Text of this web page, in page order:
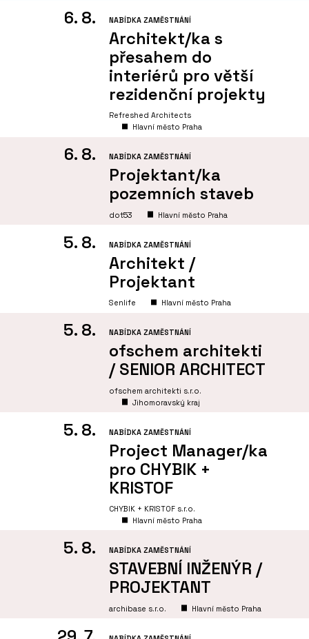
6. 8. NABÍDKA ZAMĚSTNÁNÍ
Architekt/ka s
přesahem do
interiérů pro větší
rezidenční projekty
Refreshed Architects
Hlavní město Praha
6. 8. NABÍDKA ZAMĚSTNÁNÍ
Projektant/ka
pozemních staveb
dot53 Hlavní město Praha
5. 8. NABÍDKA ZAMĚSTNÁNÍ
Architekt /
Projektant
Senlife Hlavní město Praha
5. 8. NABÍDKA ZAMĚSTNÁNÍ
ofschem architekti
/ SENIOR ARCHITECT
ofschem architekti s.r.o.
Jihomoravský kraj
5. 8. NABÍDKA ZAMĚSTNÁNÍ
Project Manager/ka
pro CHYBIK +
KRISTOF
CHYBIK + KRISTOF s.r.o.
Hlavní město Praha
5. 8. NABÍDKA ZAMĚSTNÁNÍ
STAVEBNÍ INŽENÝR /
PROJEKTANT
archibase s.r.o. Hlavní město Praha